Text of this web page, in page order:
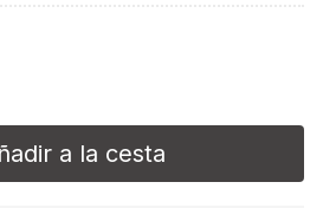
a la cesta